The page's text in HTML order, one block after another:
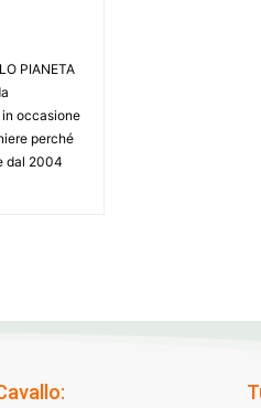
PIANETA
occasione
perché
dal 2004